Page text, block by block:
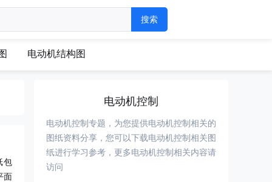
电动机结构图
包
面
电动机控制
电动机控制专题，为您提供电动机控制相关的
图纸资料分享，您可以下载电动机控制相关图
纸进行学习参考，更多电动机控制相关内容请
访问